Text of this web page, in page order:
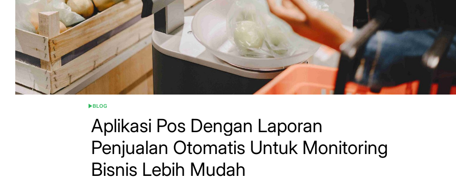
POSTED
BLOG
Aplikasi Pos Dengan Laporan
Penjualan Otomatis Untuk Monitoring
Bisnis Lebih Mudah